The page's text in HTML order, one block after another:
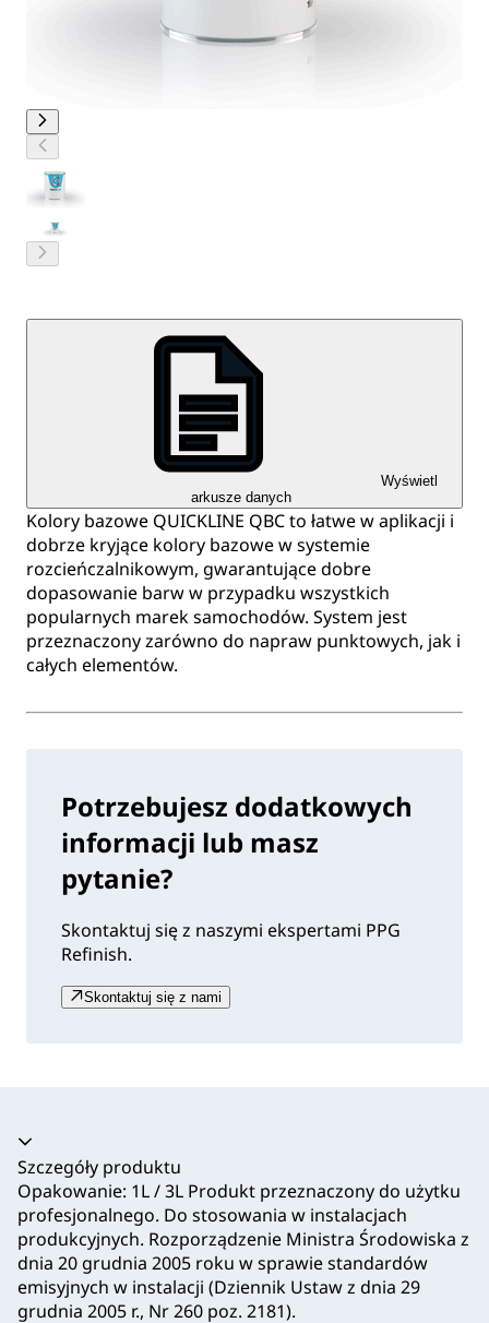
Wyświetl
arkusze danych
Kolory bazowe QUICKLINE QBC to łatwe w aplikacji i
dobrze kryjące kolory bazowe w systemie
rozcieńczalnikowym, gwarantujące dobre
dopasowanie barw w przypadku wszystkich
popularnych marek samochodów. System jest
przeznaczony zarówno do napraw punktowych, jak i
całych elementów.
Potrzebujesz dodatkowych
informacji lub masz
pytanie?
Skontaktuj się z naszymi ekspertami PPG
Refinish.
Skontaktuj się z nami
Akordeon zwinięty
Szczegóły produktu
Opakowanie: 1L / 3L Produkt przeznaczony do użytku
profesjonalnego. Do stosowania w instalacjach
produkcyjnych. Rozporządzenie Ministra Środowiska z
dnia 20 grudnia 2005 roku w sprawie standardów
emisyjnych w instalacji (Dziennik Ustaw z dnia 29
grudnia 2005 r., Nr 260 poz. 2181).